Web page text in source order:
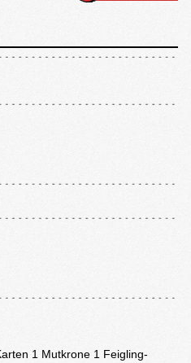
1 Mutkrone 1 Feigling-